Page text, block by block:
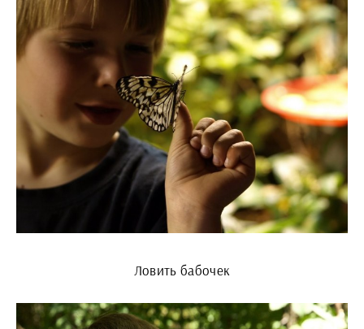
Ловить бабочек